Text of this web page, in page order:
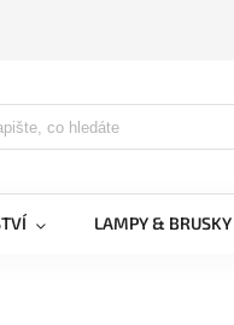
LAMPY & BRUSKY